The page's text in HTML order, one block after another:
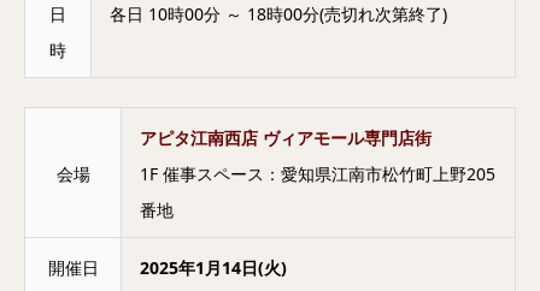
日
時
各日 10時00分 ～ 18時00分(売切れ次第終了)
会場
アピタ江南西店 ヴィアモール専門店街
1F 催事スペース：愛知県江南市松竹町上野205
番地
開催日
2025年1月14日(火)